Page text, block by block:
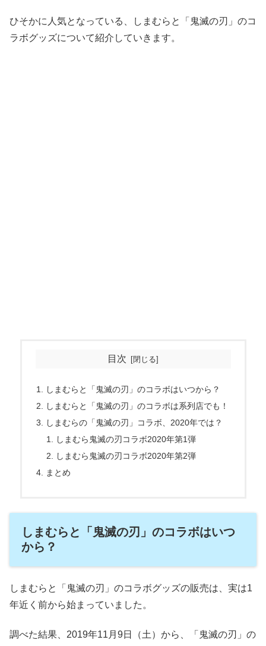
ひそかに人気となっている、しまむらと「鬼滅の刃」のコ
ラボグッズについて紹介していきます。
目次
しまむらと「鬼滅の刃」のコラボはいつから？
しまむらと「鬼滅の刃」のコラボは系列店でも！
しまむらの「鬼滅の刃」コラボ、2020年では？
しまむら鬼滅の刃コラボ2020年第1弾
しまむら鬼滅の刃コラボ2020年第2弾
まとめ
しまむらと「鬼滅の刃」のコラボはいつ
から？
しまむらと「鬼滅の刃」のコラボグッズの販売は、実は1
年近く前から始まっていました。
調べた結果、2019年11月9日（土）から、「鬼滅の刃」の